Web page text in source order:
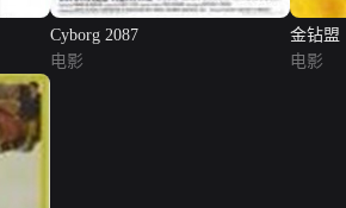
Cyborg 2087
电影
金钻盟
电影